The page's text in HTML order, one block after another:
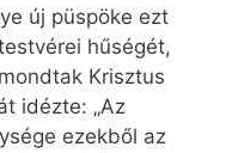
új püspöke ezt
hűségét,
Krisztus
idézte: „Az
ezekből az